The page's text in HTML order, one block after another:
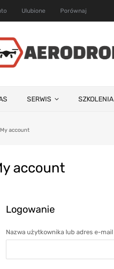
Ulubione Porównaj
SERWIS SZKOLENIA
My account
account
Logowanie
Nazwa użytkownika lub adres e-mail